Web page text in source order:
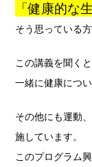
「健康的な
そう思っている
この講義を聞く
一緒に健康につ
その他にも運動
施しています。
このプログラム